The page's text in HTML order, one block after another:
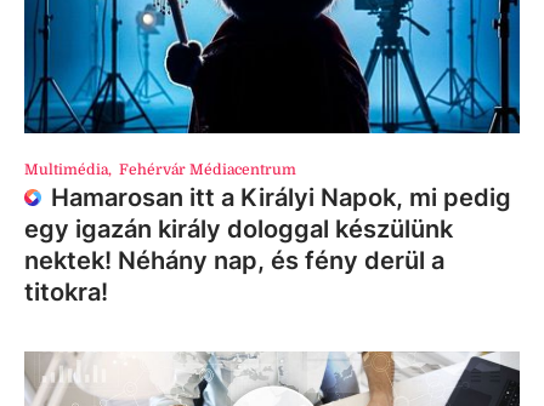
Multimédia, Fehérvár Médiacentrum
Hamarosan itt a Királyi Napok, mi pedig
egy igazán király dologgal készülünk
nektek! Néhány nap, és fény derül a
titokra!